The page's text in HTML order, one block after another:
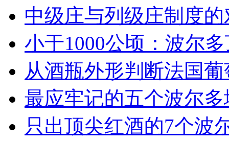
中级庄与列级庄制度
小于1000公顷：波尔
从酒瓶外形判断法国
最应牢记的五个波尔多
只出顶尖红酒的7个波